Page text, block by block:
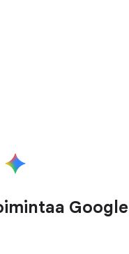
Google